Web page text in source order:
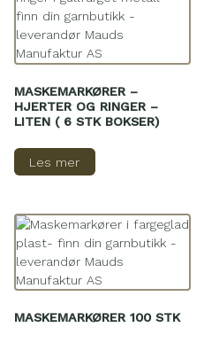
MASKEMARKØRER –
HJERTER OG RINGER –
LITEN ( 6 STK BOKSER)
Les mer
MASKEMARKØRER 100 STK